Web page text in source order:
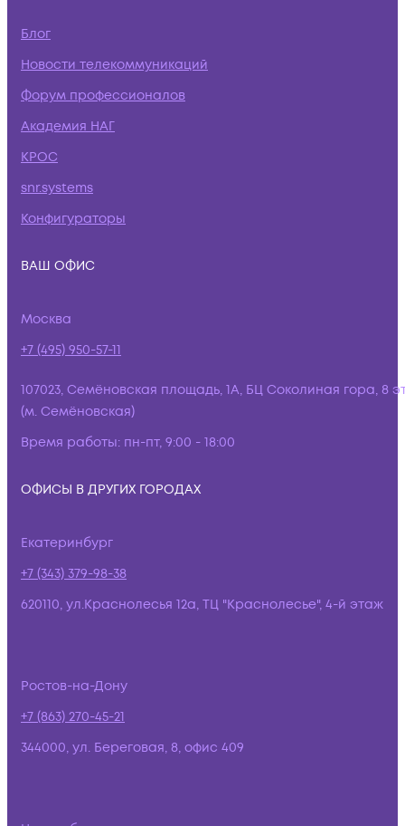
Блог
Новости телекоммуникаций
Форум профессионалов
Академия НАГ
КРОС
snr.systems
Конфигураторы
ВАШ ОФИС
Москва
+7 (495) 950-57-11
107023, Семёновская площадь, 1А, БЦ Соколиная гора, 8
(м. Семёновская)
Время работы: пн-пт, 9:00 - 18:00
ОФИСЫ В ДРУГИХ ГОРОДАХ
Екатеринбург
+7 (343) 379-98-38
620110, ул.Краснолесья 12а, ТЦ "Краснолесье", 4-й этаж
Ростов-на-Дону
+7 (863) 270-45-21
344000, ул. Береговая, 8, офис 409